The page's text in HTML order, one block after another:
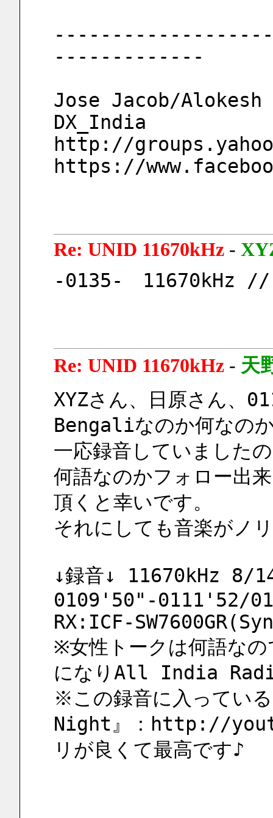
-------------
Jose Jacob/Alokesh
DX_India
http://
https://
Re: UNID 11670kHz-
-0135-　11670kHz
Re: UNID 11670kHz- 天
XYZさん、日原さん、
Bengaliなのか何なの
一応録音していました
何語なのかフォロー出
頂くと幸いです。
それにしても音楽がノ
↓録音↓ 11670kHz 8/
0109'50"-0111'52/
RX:ICF-
※女性トークは何語な
になりAll India
※この録音に入ってい
Night』：http://
リが良くて最高です♪